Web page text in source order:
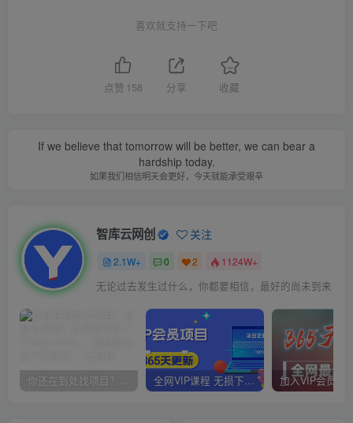
喜欢就支持一下吧
点赞 158 分享 收藏
If we believe that tomorrow will be better, we can bear a
hardship today.
如果我们相信明天会更好，今天就能承受艰辛
智库云网创 关注
2.1W+ 0 2 1124W+
无论过去发生过什么，你都要相信，最好的尚未到来
你还在到处找项目？还在当韭菜？我靠卖项目一个月收入5万+，曾经我也是个失败者。 全网VIP课程 无损下载~